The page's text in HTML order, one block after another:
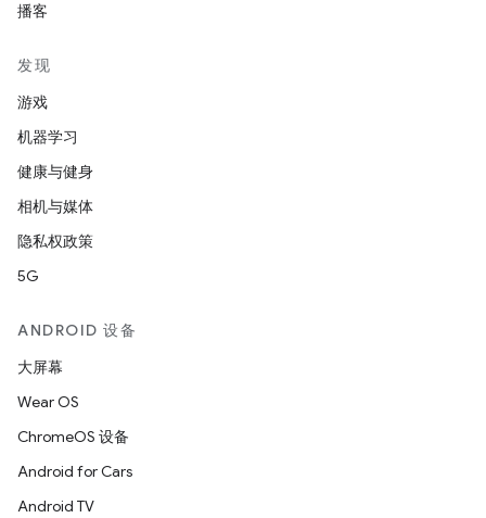
播客
发现
游戏
机器学习
健康与健身
相机与媒体
隐私权政策
5G
ANDROID 设备
大屏幕
Wear OS
ChromeOS 设备
Android for Cars
Android TV